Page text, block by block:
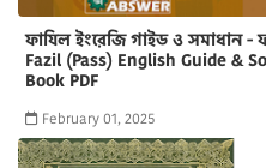
ফাযিল ইংরেজি গাইড ও সমাধান -
Fazil (Pass) English Guide &
Book PDF
February 01, 2025